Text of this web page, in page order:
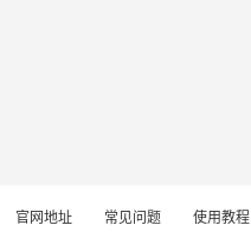
官网地址 常见问题 使用教程